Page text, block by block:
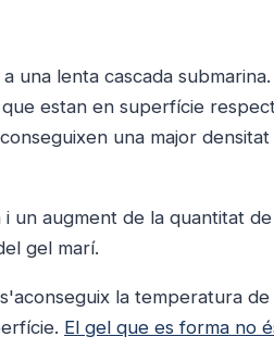
una lenta cascada submarina.
estan en superfície
una major densitat
un augment de la quantitat
gel marí.
la temperatura de
El gel que es forma no